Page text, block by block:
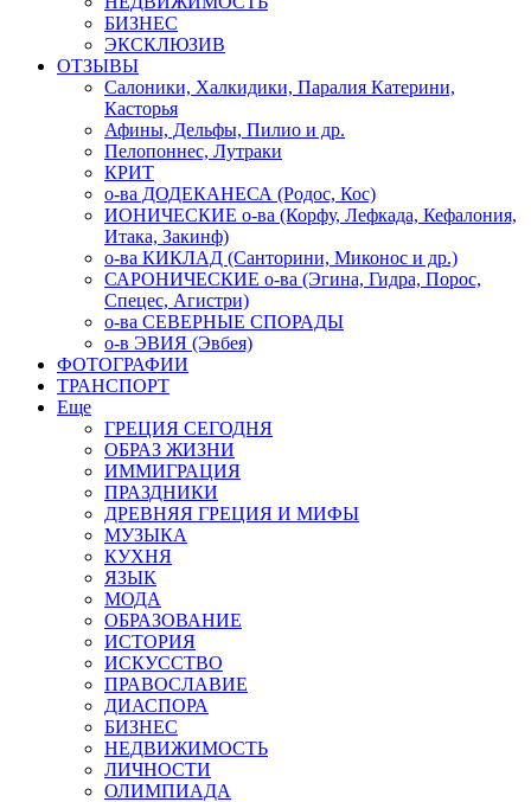
БИЗНЕС
ЭКСКЛЮЗИВ
ОТЗЫВЫ
Салоники, Халкидики, Паралия Катерини,
Касторья
Афины, Дельфы, Пилио и др.
Пелопоннес, Лутраки
КРИТ
о-ва ДОДЕКАНЕСА (Родос, Кос)
ИОНИЧЕСКИЕ о-ва (Корфу, Лефкада, Кефалония,
Итака, Закинф)
о-ва КИКЛАД (Санторини, Миконос и др.)
САРОНИЧЕСКИЕ о-ва (Эгина, Гидра, Порос,
Спецес, Агистри)
о-ва СЕВЕРНЫЕ СПОРАДЫ
о-в ЭВИЯ (Эвбея)
ФОТОГРАФИИ
ТРАНСПОРТ
Еще
ГРЕЦИЯ СЕГОДНЯ
ОБРАЗ ЖИЗНИ
ИММИГРАЦИЯ
ПРАЗДНИКИ
ДРЕВНЯЯ ГРЕЦИЯ И МИФЫ
МУЗЫКА
КУХНЯ
ЯЗЫК
МОДА
ОБРАЗОВАНИЕ
ИСТОРИЯ
ИСКУССТВО
ПРАВОСЛАВИЕ
ДИАСПОРА
БИЗНЕС
НЕДВИЖИМОСТЬ
ЛИЧНОСТИ
ОЛИМПИАДА